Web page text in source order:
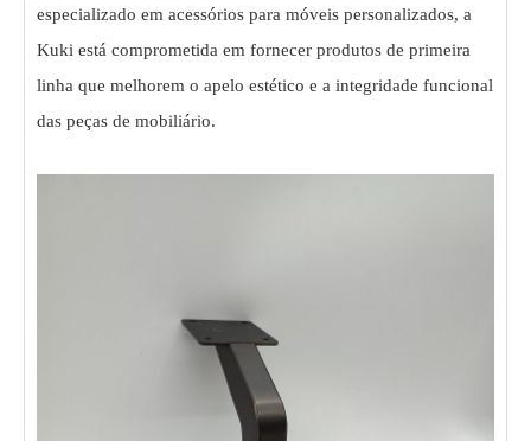
especializado em acessórios para móveis personalizados, a
Kuki está comprometida em fornecer produtos de primeira
linha que melhorem o apelo estético e a integridade funcional
das peças de mobiliário.